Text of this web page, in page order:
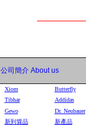
公司簡介 About us
Xiom Butterfly
Tibhar Addidas
Gewo Dr. Neubauer
新到貨品 新產品